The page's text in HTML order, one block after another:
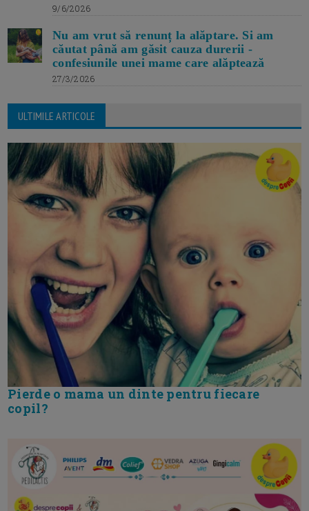
9/6/2026
Nu am vrut să renunț la alăptare. Si am
căutat până am găsit cauza durerii -
confesiunile unei mame care alăptează
27/3/2026
ULTIMILE ARTICOLE
Pierde o mama un dinte pentru fiecare
copil?